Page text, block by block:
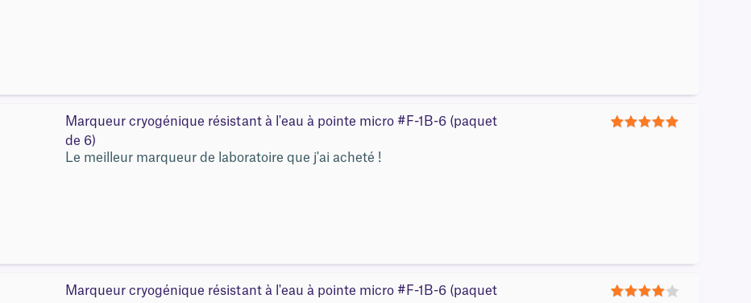
Marqueur cryogénique résistant à l'eau à pointe micro #F-1B-6 (paquet
de 6)
Le meilleur marqueur de laboratoire que j'ai acheté !
Marqueur cryogénique résistant à l'eau à pointe micro #F-1B-6 (paquet